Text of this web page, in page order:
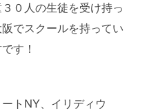
０人の生徒を受け持っ
でスクールを持ってい
す！
トNY、イリディウ